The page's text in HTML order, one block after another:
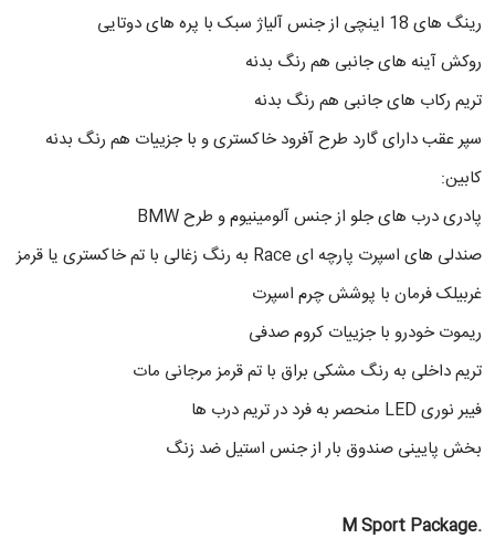
رینگ های 18 اینچی از جنس آلیاژ سبک با پره های دوتایی
روکش آینه های جانبی هم رنگ بدنه
تریم رکاب های جانبی هم رنگ بدنه
سپر عقب دارای گارد طرح آفرود خاکستری و با جزییات هم رنگ بدنه
کابین:
پادری درب های جلو از جنس آلومینیوم و طرح BMW
صندلی های اسپرت پارچه ای Race به رنگ زغالی با تم خاکستری یا قرمز
غربیلک فرمان با پوشش چرم اسپرت
ریموت خودرو با جزییات کروم صدفی
تریم داخلی به رنگ مشکی براق با تم قرمز مرجانی مات
فیبر نوری LED منحصر به فرد در تریم درب ها
بخش پایینی صندوق بار از جنس استیل ضد زنگ
.M Sport Package